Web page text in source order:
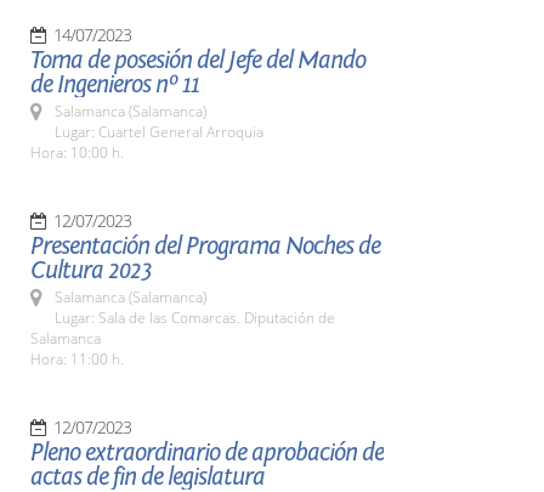
14/07/2023
Toma de posesión del Jefe del Mando
de Ingenieros nº 11
Salamanca (Salamanca)
Lugar: Cuartel General Arroquia
Hora: 10:00 h.
12/07/2023
Presentación del Programa Noches de
Cultura 2023
Salamanca (Salamanca)
Lugar: Sala de las Comarcas. Diputación de
Salamanca
Hora: 11:00 h.
12/07/2023
Pleno extraordinario de aprobación de
actas de fin de legislatura